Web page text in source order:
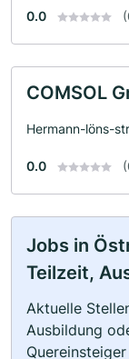
0.0
COMSOL
Hermann-löns-
0.0
Jobs in
Teilzeit,
Aktuelle
Ausbildung